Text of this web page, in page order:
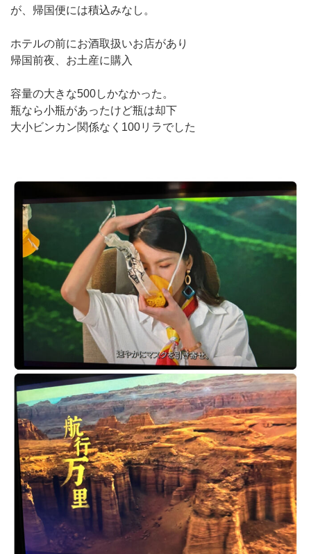
が、帰国便には積込みなし。
ホテルの前にお酒取扱いお店があり
帰国前夜、お土産に購入
容量の大きな500しかなかった。
瓶なら小瓶があったけど瓶は却下
大小ビンカン関係なく100リラでした